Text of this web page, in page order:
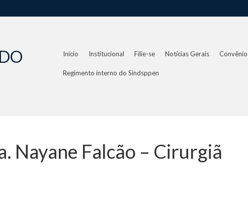
Início Institucional Filie-se Notícias Gerais
Regimento interno do Sindsppen
Nayane Falcão – Cirurgiã